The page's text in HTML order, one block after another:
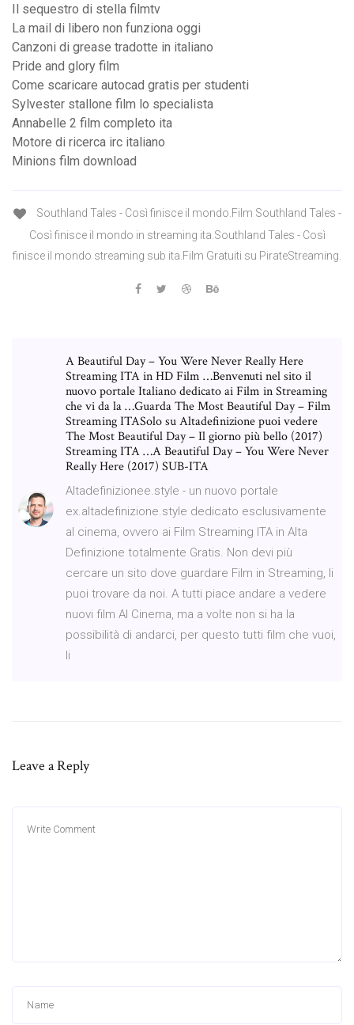
Il sequestro di stella filmtv
La mail di libero non funziona oggi
Canzoni di grease tradotte in italiano
Pride and glory film
Come scaricare autocad gratis per studenti
Sylvester stallone film lo specialista
Annabelle 2 film completo ita
Motore di ricerca irc italiano
Minions film download
Southland Tales - Così finisce il mondo.Film Southland Tales -
Così finisce il mondo in streaming ita.Southland Tales - Così
finisce il mondo streaming sub ita.Film Gratuiti su PirateStreaming.
A Beautiful Day – You Were Never Really Here
Streaming ITA in HD Film …Benvenuti nel sito il
nuovo portale Italiano dedicato ai Film in Streaming
che vi da la …Guarda The Most Beautiful Day – Film
Streaming ITASolo su Altadefinizione puoi vedere
The Most Beautiful Day – Il giorno più bello (2017)
Streaming ITA …A Beautiful Day – You Were Never
Really Here (2017) SUB-ITA
Altadefinizionee.style - un nuovo portale
ex.altadefinizione.style dedicato esclusivamente
al cinema, ovvero ai Film Streaming ITA in Alta
Definizione totalmente Gratis. Non devi più
cercare un sito dove guardare Film in Streaming, li
puoi trovare da noi. A tutti piace andare a vedere
nuovi film Al Cinema, ma a volte non si ha la
possibilità di andarci, per questo tutti film che vuoi,
li
Leave a Reply